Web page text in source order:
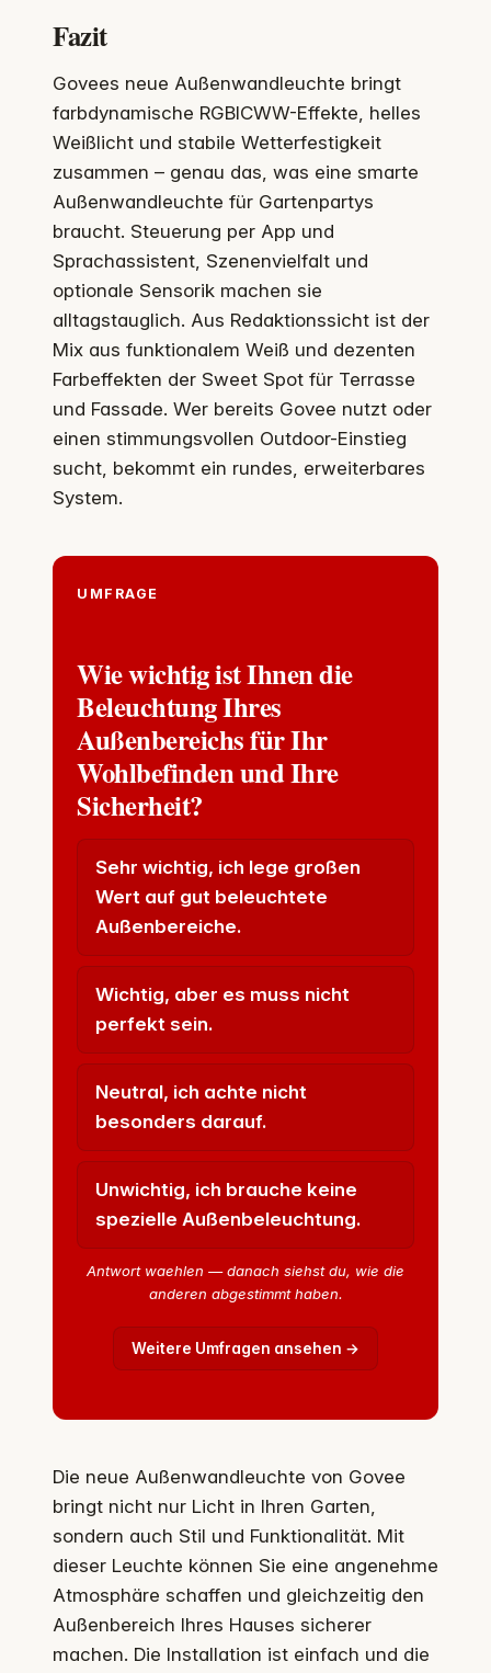
Fazit
Govees neue Außenwandleuchte bringt
farbdynamische RGBICWW-Effekte, helles
Weißlicht und stabile Wetterfestigkeit
zusammen – genau das, was eine smarte
Außenwandleuchte für Gartenpartys
braucht. Steuerung per App und
Sprachassistent, Szenenvielfalt und
optionale Sensorik machen sie
alltagstauglich. Aus Redaktionssicht ist der
Mix aus funktionalem Weiß und dezenten
Farbeffekten der Sweet Spot für Terrasse
und Fassade. Wer bereits Govee nutzt oder
einen stimmungsvollen Outdoor-Einstieg
sucht, bekommt ein rundes, erweiterbares
System.
UMFRAGE
Wie wichtig ist Ihnen die
Beleuchtung Ihres
Außenbereichs für Ihr
Wohlbefinden und Ihre
Sicherheit?
Sehr wichtig, ich lege großen
Wert auf gut beleuchtete
Außenbereiche.
Wichtig, aber es muss nicht
perfekt sein.
Neutral, ich achte nicht
besonders darauf.
Unwichtig, ich brauche keine
spezielle Außenbeleuchtung.
Antwort waehlen — danach siehst du, wie die
anderen abgestimmt haben.
Weitere Umfragen ansehen →
Die neue Außenwandleuchte von Govee
bringt nicht nur Licht in Ihren Garten,
sondern auch Stil und Funktionalität. Mit
dieser Leuchte können Sie eine angenehme
Atmosphäre schaffen und gleichzeitig den
Außenbereich Ihres Hauses sicherer
machen. Die Installation ist einfach und die